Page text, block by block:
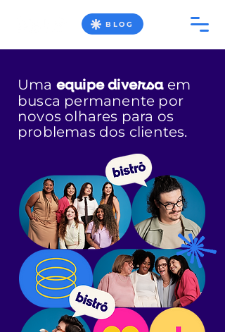
BLOG
Uma equipe diversa em
busca permanente por
novos olhares para os
problemas dos clientes.